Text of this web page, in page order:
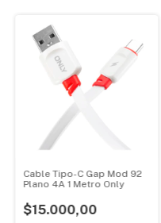
Cable Tipo-C Gap Mod 92
Plano 4A 1 Metro Only
$15.000,00